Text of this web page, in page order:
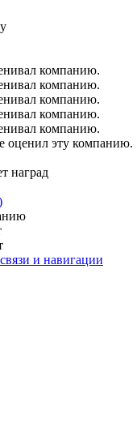
компанию.
компанию.
компанию.
компанию.
компанию.
оценил эту компанию.
наград
и навигации